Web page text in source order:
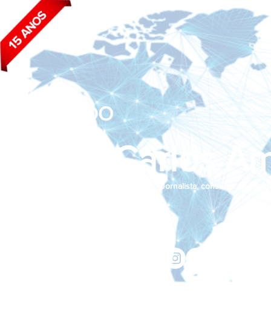
João Carlos
BLOG DO
Jornalista, consultor de